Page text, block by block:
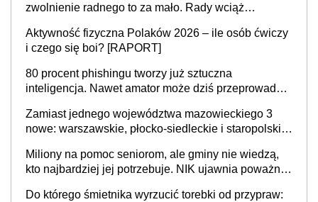
zwolnienie radnego to za mało. Rady wciąż
sprawy
Aktywność fizyczna Polaków 2026 – ile osób ćwiczy
i czego się boi? [RAPORT]
80 procent phishingu tworzy już sztuczna
inteligencja. Nawet amator może dziś przeprowadzić
Zamiast jednego województwa mazowieckiego 3
nowe: warszawskie, płocko-siedleckie i staropolskie.
stołecznych
Miliony na pomoc seniorom, ale gminy nie wiedzą,
kto najbardziej jej potrzebuje. NIK ujawnia poważną
Do którego śmietnika wyrzucić torebki od przypraw: